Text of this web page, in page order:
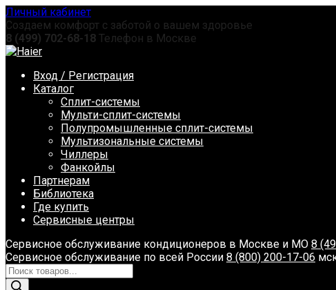
Перейти
к
содержанию
Личный кабинет
Создаем комфорт с заботой о вашем здоровье
8 (499) 702-68-18 Телефон в Москве
Вход / Регистрация
Каталог
Сплит-системы
Мульти-сплит-системы
Полупромышленные сплит-системы
Мультизональные системы
Чиллеры
Фанкойлы
Партнерам
Библиотека
Где купить
Сервисные центры
Сервисное обслуживание кондиционеров в Москве и МО 8
Сервисное обслуживание по всей России 8 (800) 200-17-06
Поиск
товаров